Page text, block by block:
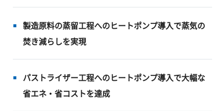
製造原料の蒸留工程へのヒートポンプ導入で蒸気の
焚き減らしを実現
パストライザー工程へのヒートポンプ導入で大幅な
省エネ・省コストを達成